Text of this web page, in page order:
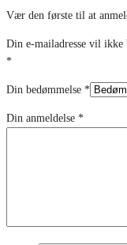
Vær den første til at
Din e-mailadresse vil ikke
*
Din bedømmelse *
Din anmeldelse *